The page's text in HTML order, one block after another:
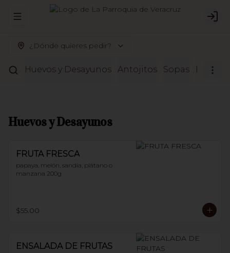
Abrir menu de navegación
¿Dónde quieres pedir?
Huevos y Desayunos Antojitos Sopas
Huevos y Desayunos
FRUTA FRESCA
papaya, melón, sandía, plátano o
manzana 200g
$55.00
ENSALADA DE FRUTAS